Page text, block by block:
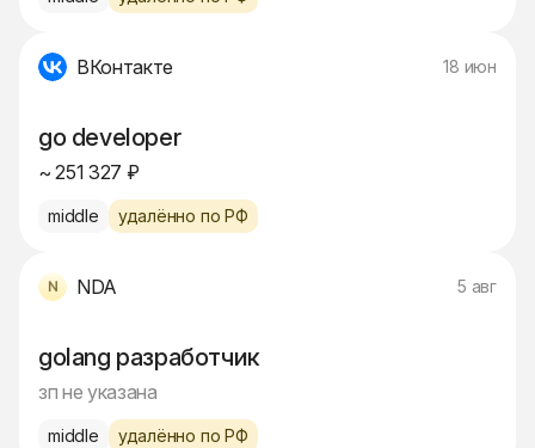
ВКонтакте 18 июн
go developer
~ 251 327 ₽
middle удалённо по РФ
NDA 5 авг
golang разработчик
зп не указана
middle удалённо по РФ